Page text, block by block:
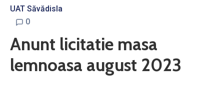
UAT Săvădisla
0
Anunt licitatie masa
lemnoasa august 2023